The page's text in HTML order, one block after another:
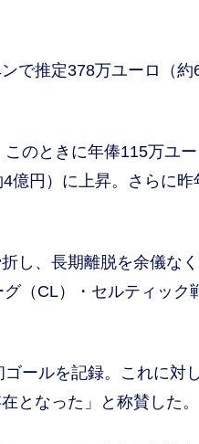
で推定378万ユーロ（約
のときに年俸115万ユ
億円）に上昇。さらに昨
し、長期離脱を余儀なく
（CL）・セルティック
ールを記録。これに対
となった」と称賛した。